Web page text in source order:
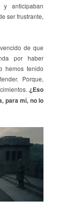
anticipaban
ser frustrante,
de que
por haber
hemos tenido
Porque,
¿Eso
para mí, no lo